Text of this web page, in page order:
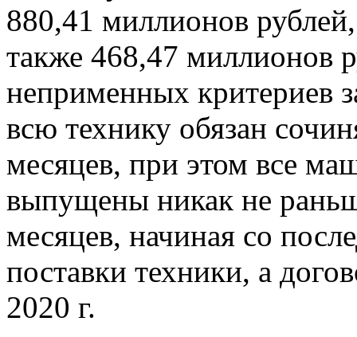
880,41 миллионов
также 468,47 миллионов
неприменных критериев
всю технику обязан
месяцев, при этом все
выпущены никак не
месяцев, начиная со
поставки техники, а
2020 г.